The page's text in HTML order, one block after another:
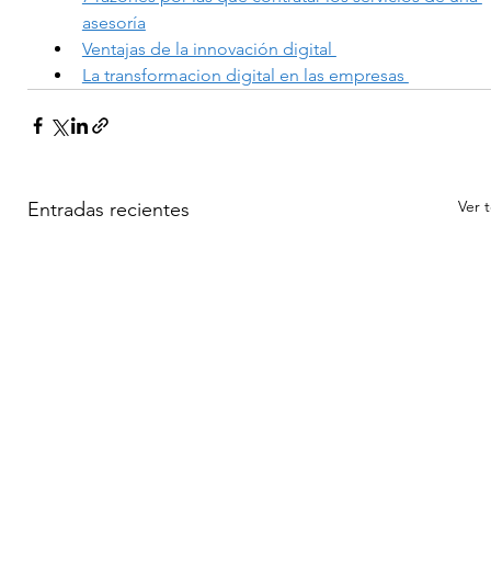
asesoría
Ventajas de la innovación digital
La transformacion digital en las empresas
Entradas recientes Ver